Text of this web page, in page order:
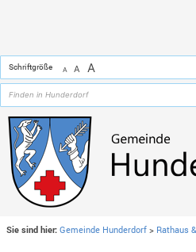
Schriftgröße A A A
Sie sind hier: Gemeinde Hunderdorf > Rathaus